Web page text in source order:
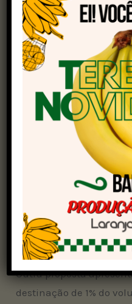
A bancada também
tomada de
impulsionar a produção
contribuir para o
O deputado federal
presidente da FPA,
ampliação dos
do crédito para a
crédito mais barato,
montante
para os produtores,
alimentos mais baratos
inflação”, afirmou
Outra proposta
destinação de 1% do